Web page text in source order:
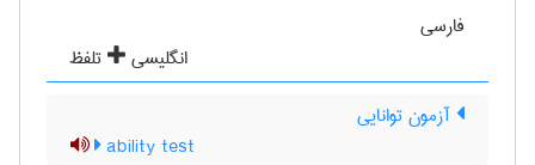
فارسی
انگلیسی
تلفظ
آزمون توانایی
ability test